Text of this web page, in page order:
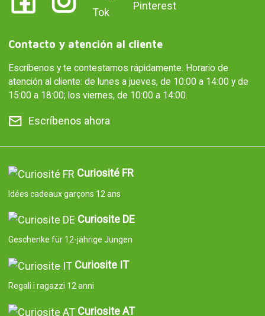
Contacto y atención al cliente
Escríbenos y te contestamos rápidamente. Horario de
atención al cliente: de lunes a jueves, de 10:00 a 14:00 y de
15:00 a 18:00; los viernes, de 10:00 a 14:00.
Escríbenos ahora
Curiosité FR
Idées cadeaux garçons 12 ans
Curiosite DE
Geschenke für 12-jährige Jungen
Curiosite IT
Regali i ragazzi 12 anni
Curiosite AT